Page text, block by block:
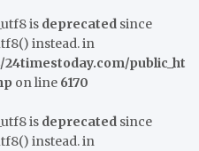
is deprecated since
instead. in
public_ht
on line 6170
is deprecated since
instead. in